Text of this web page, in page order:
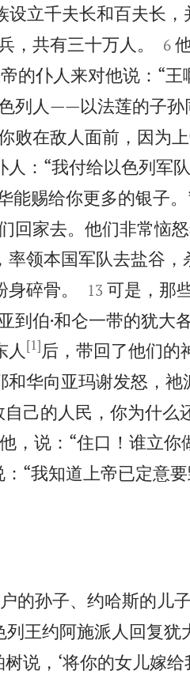
立千夫长和百夫长，
共有三十万人。


6
的仆人来对他说：“王
列人——以法莲的子孙
败在敌人面前，因为
人：“我付给以色列军
能赐给你更多的银子。
回家去。他们非常恼怒
率领本国军队去盐谷，
碎骨。 

13 可是，那
到伯·和仑一带的犹大
人 [1]后，带回了他们的
和华向亚玛谢发怒，祂
己的人民，你为什么
，说：“住口！谁立你
“我知道上帝已定意
的孙子、约哈斯的儿
列王约阿施派人回复犹
说，‘将你的女儿嫁给